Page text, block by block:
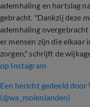
ademhaling en hartslag
gebracht. "Dankzij deze
ademhaling
er mensen zijn die elkaar
zorgen," schrijft de
op Instagram
Een bericht gedeeld
(@wa molenlanden)